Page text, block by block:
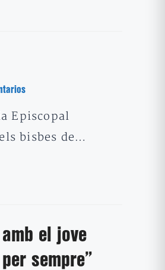
Episcopal
bisbes de…
el jove
sempre”